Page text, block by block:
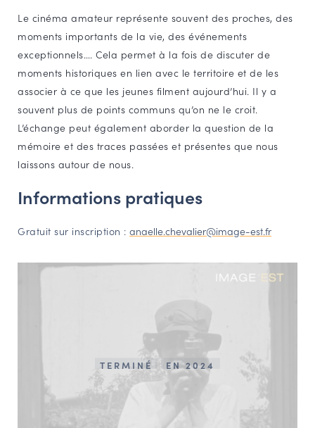
Étudiants & chercheurs
Le cinéma amateur représente souvent des proches, des
moments importants de la vie, des événements
exceptionnels…. Cela permet à la fois de discuter de
moments historiques en lien avec le territoire et de les
associer à ce que les jeunes filment aujourd’hui. Il y a
souvent plus de points communs qu’on ne le croit.
L’échange peut également aborder la question de la
mémoire et des traces passées et présentes que nous
laissons autour de nous.
Informations pratiques
Gratuit sur inscription : anaelle.chevalier@image-est.fr
TERMINÉ EN 2024